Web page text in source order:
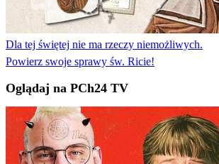
Dla tej świętej nie ma rzeczy niemożliwych.
Powierz swoje sprawy św. Ricie!
Oglądaj na PCh24 TV